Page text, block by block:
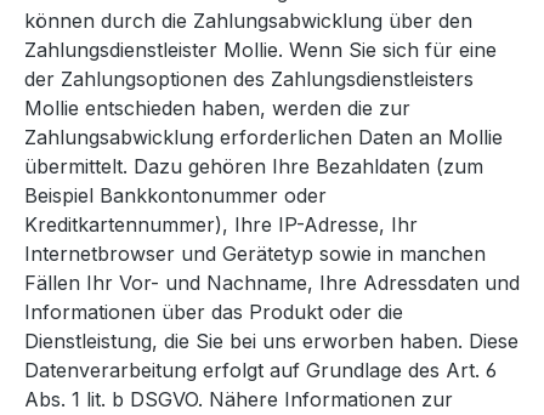
können durch die Zahlungsabwicklung über den
Zahlungsdienstleister Mollie. Wenn Sie sich für eine
der Zahlungsoptionen des Zahlungsdienstleisters
Mollie entschieden haben, werden die zur
Zahlungsabwicklung erforderlichen Daten an Mollie
übermittelt. Dazu gehören Ihre Bezahldaten (zum
Beispiel Bankkontonummer oder
Kreditkartennummer), Ihre IP-Adresse, Ihr
Internetbrowser und Gerätetyp sowie in manchen
Fällen Ihr Vor- und Nachname, Ihre Adressdaten und
Informationen über das Produkt oder die
Dienstleistung, die Sie bei uns erworben haben. Diese
Datenverarbeitung erfolgt auf Grundlage des Art. 6
Abs. 1 lit. b DSGVO. Nähere Informationen zur